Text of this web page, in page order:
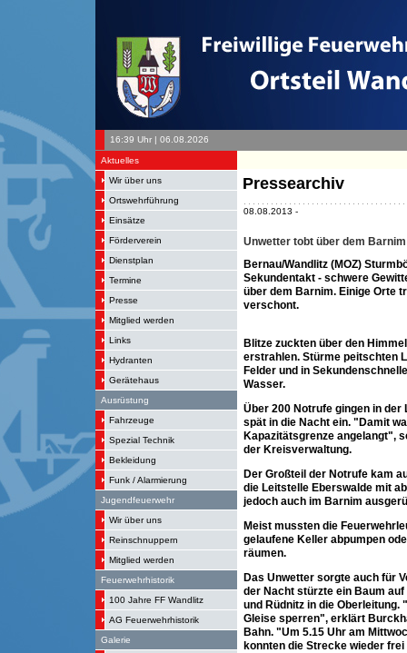
16:39 Uhr | 06.08.2026
Aktuelles
Wir über uns
Ortswehrführung
Einsätze
Förderverein
Dienstplan
Termine
Presse
Mitglied werden
Links
Hydranten
Gerätehaus
Ausrüstung
Fahrzeuge
Spezial Technik
Bekleidung
Funk / Alarmierung
Jugendfeuerwehr
Wir über uns
Reinschnuppern
Mitglied werden
Feuerwehrhistorik
100 Jahre FF Wandlitz
AG Feuerwehrhistorik
Galerie
Pressearchiv
08.08.2013 -
Unwetter tobt über dem
Bernau/Wandlitz (MOZ)
Sekundentakt - schwere
über dem Barnim. Einige Orte
verschont.
Blitze zuckten über den
erstrahlen. Stürme peitschten
Felder und in
Wasser.
Über 200 Notrufe gingen in
spät in die Nacht ein. "Damit
Kapazitätsgrenze angelangt",
der Kreisverwaltung.
Der Großteil der Notrufe kam
die Leitstelle Eberswalde mit
jedoch auch im Barnim
Meist mussten die
gelaufene Keller abpumpen
räumen.
Das Unwetter sorgte auch für
der Nacht stürzte ein Baum
und Rüdnitz in die
Gleise sperren", erklärt
Bahn. "Um 5.15 Uhr am
konnten die Strecke wieder frei